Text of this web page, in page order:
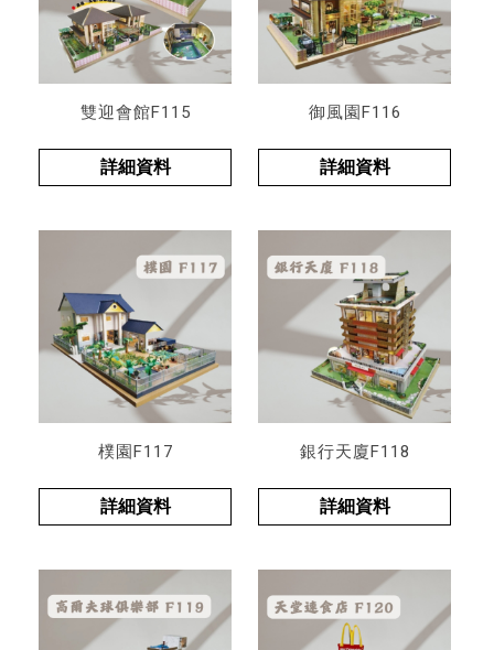
雙迎會館F115
詳細資料
御風園F116
詳細資料
樸園F117
詳細資料
銀行天廈F118
詳細資料